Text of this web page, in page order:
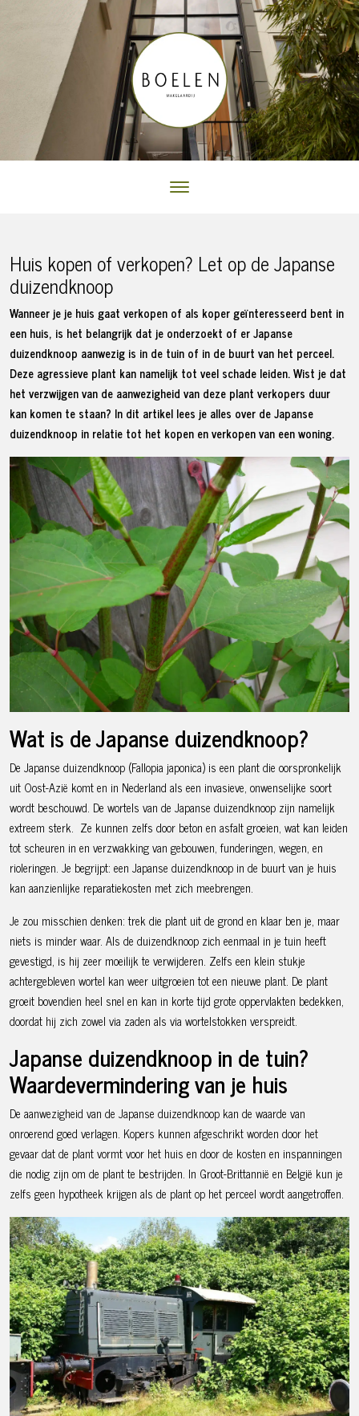
Huis kopen of verkopen? Let op de Japanse
duizendknoop
Wanneer je je huis gaat verkopen of als koper geïnteresseerd bent in
een huis, is het belangrijk dat je onderzoekt of er Japanse
duizendknoop aanwezig is in de tuin of in de buurt van het perceel.
Deze agressieve plant kan namelijk tot veel schade leiden. Wist je dat
het verzwijgen van de aanwezigheid van deze plant verkopers duur
kan komen te staan? In dit artikel lees je alles over de Japanse
duizendknoop in relatie tot het kopen en verkopen van een woning.
Wat is de Japanse duizendknoop?
De Japanse duizendknoop (Fallopia japonica) is een plant die oorspronkelijk
uit Oost-Azië komt en in Nederland als een invasieve, onwenselijke soort
wordt beschouwd. De wortels van de Japanse duizendknoop zijn namelijk
extreem sterk. Ze kunnen zelfs door beton en asfalt groeien, wat kan leiden
tot scheuren in en verzwakking van gebouwen, funderingen, wegen, en
rioleringen. Je begrijpt: een Japanse duizendknoop in de buurt van je huis
kan aanzienlijke reparatiekosten met zich meebrengen.
Je zou misschien denken: trek die plant uit de grond en klaar ben je, maar
niets is minder waar. Als de duizendknoop zich eenmaal in je tuin heeft
gevestigd, is hij zeer moeilijk te verwijderen. Zelfs een klein stukje
achtergebleven wortel kan weer uitgroeien tot een nieuwe plant. De plant
groeit bovendien heel snel en kan in korte tijd grote oppervlakten bedekken,
doordat hij zich zowel via zaden als via wortelstokken verspreidt.
Japanse duizendknoop in de tuin?
Waardevermindering van je huis
De aanwezigheid van de Japanse duizendknoop kan de waarde van
onroerend goed verlagen. Kopers kunnen afgeschrikt worden door het
gevaar dat de plant vormt voor het huis en door de kosten en inspanningen
die nodig zijn om de plant te bestrijden. In Groot-Brittannië en België kun je
zelfs geen hypotheek krijgen als de plant op het perceel wordt aangetroffen.